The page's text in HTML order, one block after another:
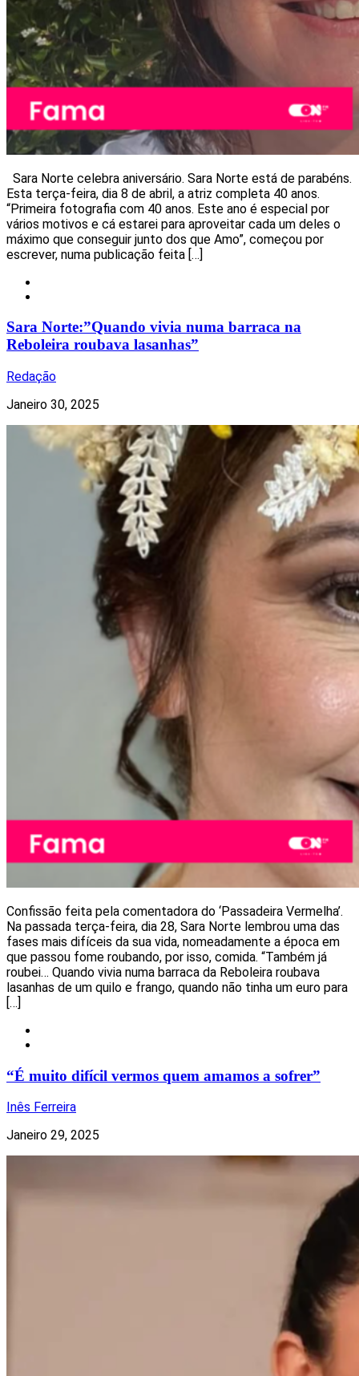
Sara Norte celebra aniversário. Sara Norte está de parabéns.
Esta terça-feira, dia 8 de abril, a atriz completa 40 anos.
“Primeira fotografia com 40 anos. Este ano é especial por
vários motivos e cá estarei para aproveitar cada um deles o
máximo que conseguir junto dos que Amo”, começou por
escrever, numa publicação feita […]
Sara Norte:”Quando vivia numa barraca na
Reboleira roubava lasanhas”
Redação
Janeiro 30, 2025
Confissão feita pela comentadora do ‘Passadeira Vermelha’.
Na passada terça-feira, dia 28, Sara Norte lembrou uma das
fases mais difíceis da sua vida, nomeadamente a época em
que passou fome roubando, por isso, comida. “Também já
roubei… Quando vivia numa barraca da Reboleira roubava
lasanhas de um quilo e frango, quando não tinha um euro para
[…]
“É muito difícil vermos quem amamos a sofrer”
Inês Ferreira
Janeiro 29, 2025